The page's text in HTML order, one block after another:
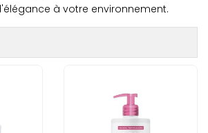
à votre environnement.